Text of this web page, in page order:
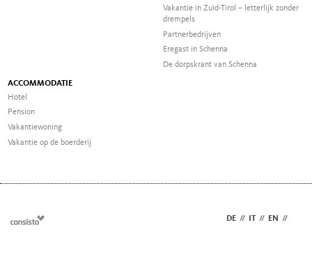
Vakantie in Zuid-Tirol – letterlijk zonder
drempels
Partnerbedrijven
Eregast in Schenna
De dorpskrant van Schenna
ACCOMMODATIE
Hotel
Pension
Vakantiewoning
Vakantie op de boerderij
DE // IT // EN //